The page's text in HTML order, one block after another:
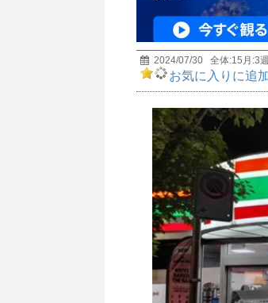
2024/07/30 全体:15 月:3
お気に入りに追